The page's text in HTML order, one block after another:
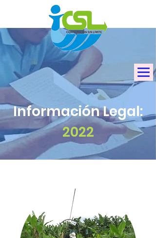
Información Legal:
2022